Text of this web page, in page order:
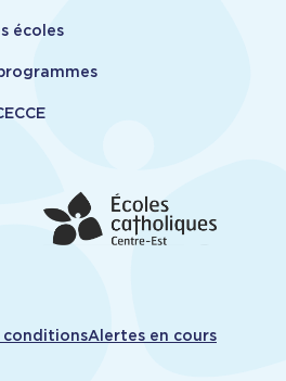
écoles
conditionsAlertes en cours